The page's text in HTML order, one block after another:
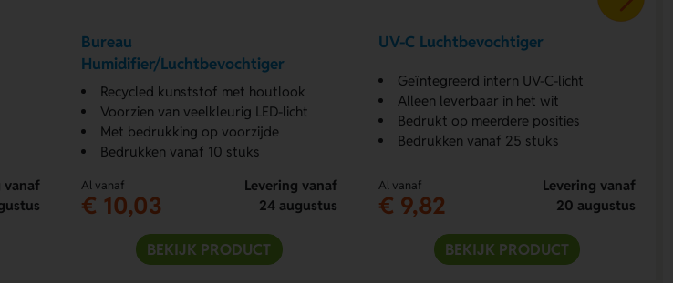
vanaf
Bureau
Humidifier/Luchtbevochtiger
Recycled kunststof met houtlook
Voorzien van veelkleurig LED-licht
Met bedrukking op voorzijde
Bedrukken vanaf 10 stuks
Al vanaf
€ 10,03
Levering vanaf
24 augustus
BEKIJK PRODUCT
UV-C Luchtbevochtiger
Geïntegreerd intern UV-C-licht
Alleen leverbaar in het wit
Bedrukt op meerdere posities
Bedrukken vanaf 25 stuks
Al vanaf
€ 9,82
Levering vanaf
20 augustus
BEKIJK PRODUCT